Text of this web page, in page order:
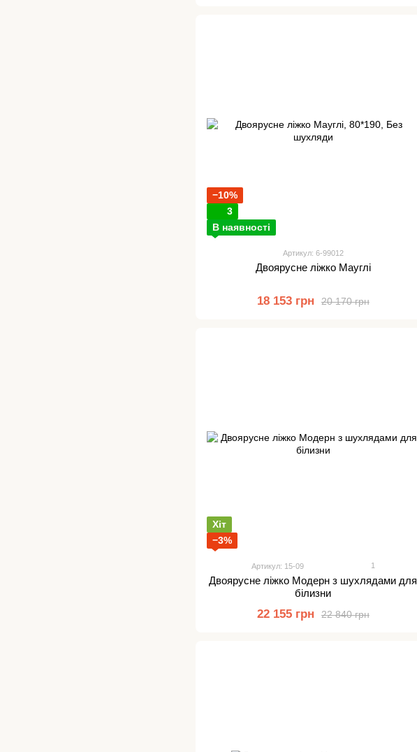
−10%
3
В наявності
Артикул: 6-99012
Двоярусне ліжко Мауглі
20 170 грн
18 153 грн
Хіт
−3%
Артикул: 15-09 1
Двоярусне ліжко Модерн з шухлядами для
білизни
22 840 грн
22 155 грн